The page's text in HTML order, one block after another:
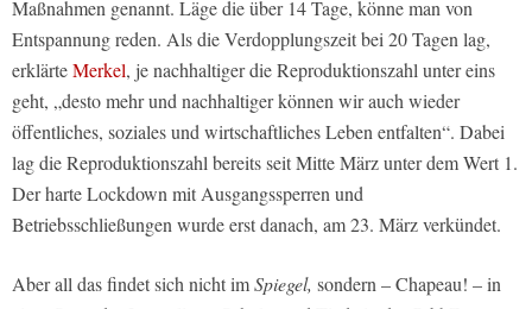
Maßnahmen genannt. Läge die über 14 Tage, könne man von
Entspannung reden. Als die Verdopplungszeit bei 20 Tagen lag,
erklärteMerkel, je nachhaltiger die Reproduktionszahl unter eins
geht, „desto mehr und nachhaltiger können wir auch wieder
öffentliches, soziales und wirtschaftliches Leben entfalten“. Dabei
lag die Reproduktionszahl bereits seit Mitte März unter dem Wert 1.
Der harte Lockdown mit Ausgangssperren und
Betriebsschließungen wurde erst danach, am 23. März verkündet.
Aber all das findet sich nicht imSpiegel, sondern – Chapeau! – in